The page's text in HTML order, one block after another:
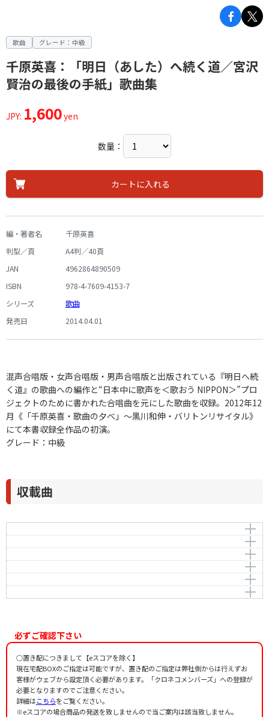
歌曲 グレード：中級
千原英喜：「明日（あした）へ続く道／宮沢
賢治の最後の手紙」歌曲集
JPY: 1,600yen
数量：
カートに入れる
編・著者名
千原英喜
判型／頁
A4判／40頁
JAN
4962864890509
ISBN
978-4-7609-4153-7
シリーズ
歌曲
発売日
2014.04.01
混声合唱版・女声合唱版・男声合唱版と出版されている『明日へ続
く道』の歌曲への編作と“日本中に歌声を＜歌おう NIPPON＞”プロ
ジェクトのために書かれた合唱曲を元にした歌曲を収録。2012年12
月《「千原英喜・歌曲の夕べ」～黒川和伸・バリトンリサイタル》
にて本書収録全作品の初演。
グレード：中級
収載曲
明日へ続く道1 4
作曲者：千原英喜
Chihara，Hideki
作詞者：星野富弘
君影草
作曲者：千原英喜
Chihara，Hideki
作詞者：星野富弘
もう一度
作曲者：千原英喜
Chihara，Hideki
作詞者：星野富弘
悲しみの意味
作曲者：千原英喜
Chihara，Hideki
明日へ続く道
作曲者：千原英喜
宮沢賢治の最後の手紙
作詞者：宮沢賢治
必ずご確認下さい
○置き配につきまして【eスコアを除く】
現在宅配BOXのご指定は可能ですが、置き配のご指定は弊社側からは行えずお
客様がウェブから設定頂く必要があります。「クロネコメンバーズ」への登録が
必要となりますのでご注意ください。
詳細はこちらをご覧ください。
※eスコアの場合商品の発送を致しませんので当ご案内は該当致しません。